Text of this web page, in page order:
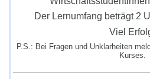
Der Lernumfang beträgt 2
Viel
P.S.: Bei Fragen und Unklarheiten
Kurses.